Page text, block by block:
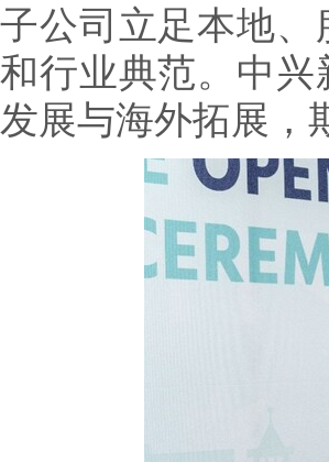
子公司立足本地
和行业典范。中
发展与海外拓展，